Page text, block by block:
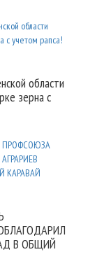
области
зерна с
В ОБЩИЙ